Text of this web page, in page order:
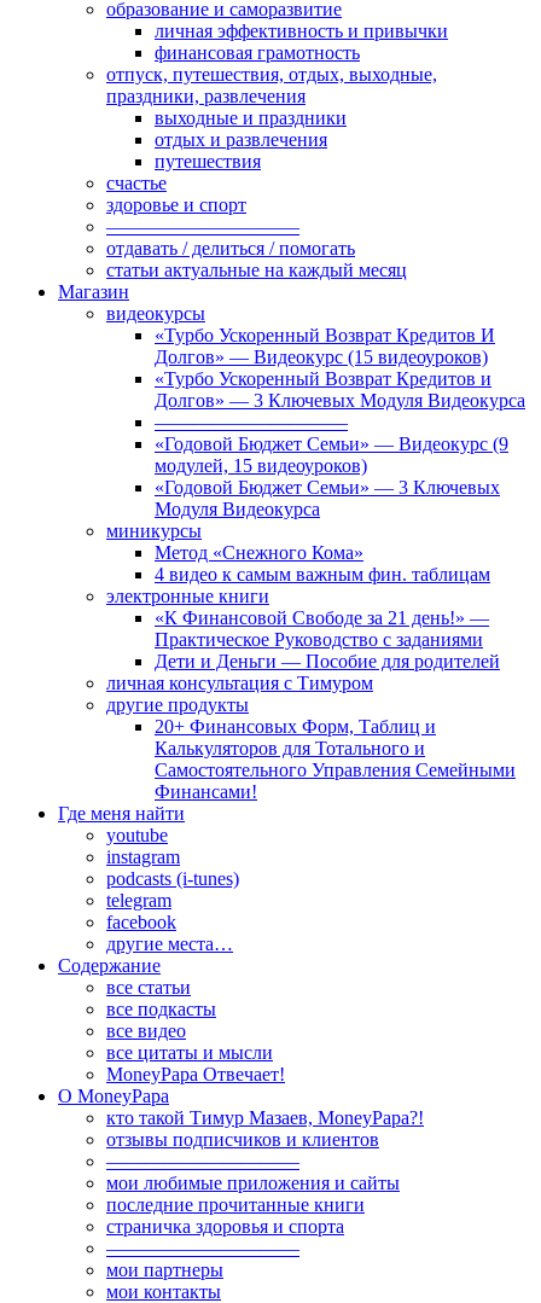
образование и саморазвитие
личная эффективность и привычки
финансовая грамотность
отпуск, путешествия, отдых, выходные,
праздники, развлечения
выходные и праздники
отдых и развлечения
путешествия
счастье
здоровье и спорт
——————————
отдавать / делиться / помогать
статьи актуальные на каждый месяц
Магазин
видеокурсы
«Турбо Ускоренный Возврат Кредитов И
Долгов» — Видеокурс (15 видеоуроков)
«Турбо Ускоренный Возврат Кредитов и
Долгов» — 3 Ключевых Модуля Видеокурса
——————————
«Годовой Бюджет Семьи» — Видеокурс (9
модулей, 15 видеоуроков)
«Годовой Бюджет Семьи» — 3 Ключевых
Модуля Видеокурса
миникурсы
Метод «Снежного Кома»
4 видео к самым важным фин. таблицам
электронные книги
«К Финансовой Свободе за 21 день!» —
Практическое Руководство с заданиями
Дети и Деньги — Пособие для родителей
личная консультация с Тимуром
другие продукты
20+ Финансовых Форм, Таблиц и
Калькуляторов для Тотального и
Самостоятельного Управления Семейными
Финансами!
Где меня найти
youtube
instagram
podcasts (i-tunes)
telegram
facebook
другие места…
Содержание
все статьи
все подкасты
все видео
все цитаты и мысли
MoneyPapa Отвечает!
О MoneyPapa
кто такой Тимур Мазаев, MoneyPapa?!
отзывы подписчиков и клиентов
——————————
мои любимые приложения и сайты
последние прочитанные книги
страничка здоровья и спорта
——————————
мои партнеры
мои контакты